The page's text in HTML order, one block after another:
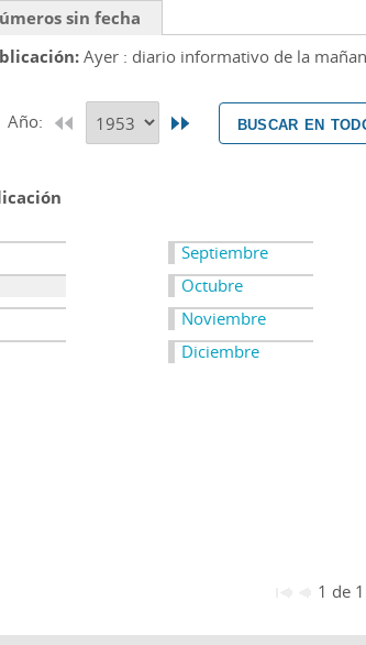
sin fecha
Ayer : diario informativo de la
Año: buscar en
Septiembre
Octubre
Noviembre
Diciembre
1 de 1